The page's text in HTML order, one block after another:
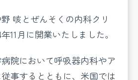
咳とぜんそくの内科クリ
11月に開業いたしました。
院において呼吸器内科やア
事するとともに、米国では